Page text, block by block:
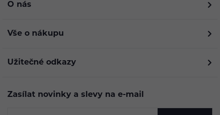
O nás
Vše o nákupu
Užitečné odkazy
Zasílat novinky a slevy na e-mail